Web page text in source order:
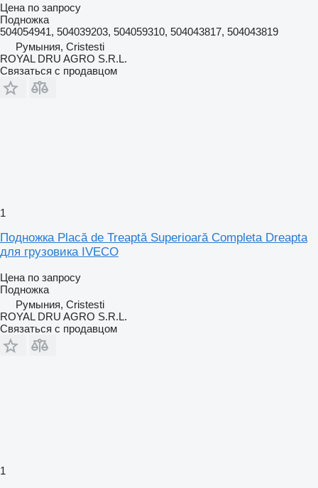
Цена по запросу
Подножка
504054941, 504039203, 504059310, 504043817, 504043819
Румыния, Cristesti
ROYAL DRU AGRO S.R.L.
Связаться с продавцом
1
Подножка Placă de Treaptă Superioară Completa Dreapta
для грузовика IVECO
Цена по запросу
Подножка
Румыния, Cristesti
ROYAL DRU AGRO S.R.L.
Связаться с продавцом
1